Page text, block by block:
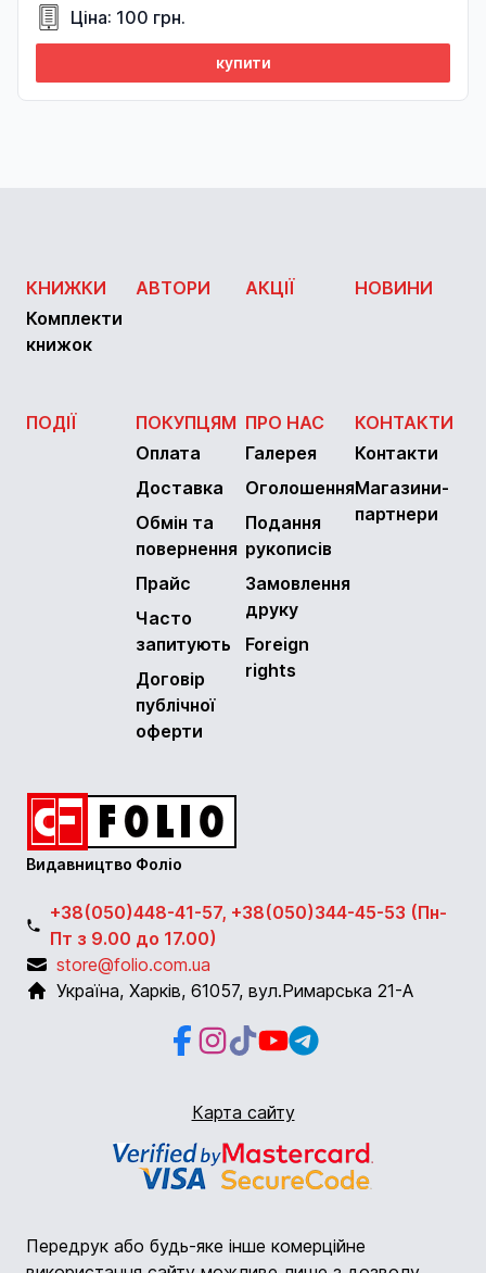
Ціна: 100 грн.
купити
КНИЖКИ
Комплекти
книжок
АВТОРИ АКЦІЇ НОВИНИ
ПОДІЇ
ПОКУПЦЯМ
Оплата
Доставка
Обмін та
повернення
Прайс
Часто
запитують
Договір
публічної
оферти
ПРО НАС
Галерея
Оголошення
Подання
рукописів
Замовлення
друку
Foreign
rights
КОНТАКТИ
Контакти
Магазини-
партнери
Видавництво Фоліо
+38(050)448-41-57, +38(050)344-45-53 (Пн-
Пт з 9.00 до 17.00)
store@folio.com.ua
Україна, Харків, 61057, вул.Римарська 21-А
Facebook
Instagram
Instagram
YoutubeTelegram
Карта сайту
Передрук або будь-яке інше комерційне